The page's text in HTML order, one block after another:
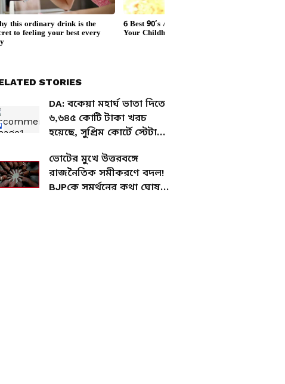
STORIES
DA: বকেয়া মহার্ঘ ভাতা দিতে
৬,৬৪৫ কোটি টাকা খরচ
হয়েছে, সুপ্রিম কোর্টে স্টেটাস
ভোটের মুখে উত্তরবঙ্গে
রাজনৈতিক সমীকরণে বদল!
BJPকে সমর্থনের কথা ঘোষণা